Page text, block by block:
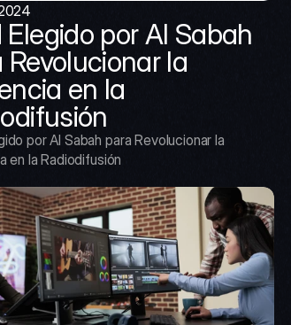
Elegido por Al Sabah
Revolucionar la
en la
por Al Sabah para Revolucionar la
en la Radiodifusión